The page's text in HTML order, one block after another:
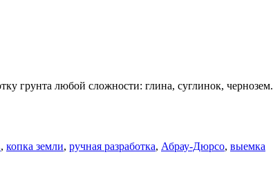
грунта любой сложности: глина, суглинок, чернозем.
, копка земли, ручная разработка, Абрау-Дюрсо, выемка